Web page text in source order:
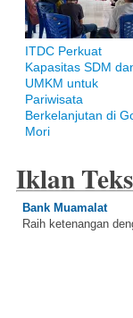
ITDC Perkuat
Kapasitas SDM
UMKM untuk
Pariwisata
Berkelanjutan di
Mori
Iklan Teks
Bank Muamalat
Raih ketenangan